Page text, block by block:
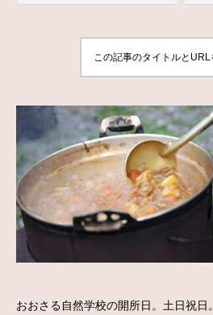
この記事のタイトルとURL
おおさる自然学校の開所日。土日祝